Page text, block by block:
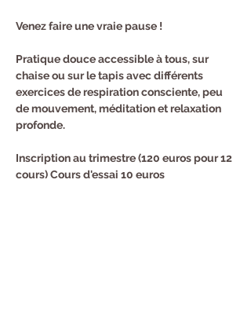
Venez faire une vraie pause !
Pratique douce accessible à tous, sur
chaise ou sur le tapis avec différents
exercices de respiration consciente, peu
de mouvement, méditation et relaxation
profonde.
Inscription au trimestre (120 euros pour 12
cours) Cours d'essai 10 euros